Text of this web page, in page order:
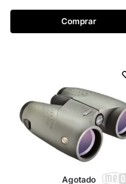
Comprar
Agotado